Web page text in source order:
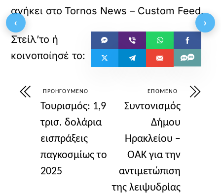
ανήκει στο Tornos News – Custom Feed.
ΠΡΟΗΓΟΎΜΕΝΟ
Τουρισμός: 1,9
τρισ. δολάρια
εισπράξεις
παγκοσμίως το
2025
ΕΠΌΜΕΝΟ
Συντονισμός
Δήμου
Ηρακλείου –
ΟΑΚ για την
αντιμετώπιση
της λειψυδρίας
‹ ›